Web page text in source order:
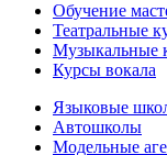
Обучение
Театральные
Музыкальные
Курсы вокала
Языковые
Автошколы
Модельные